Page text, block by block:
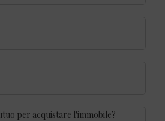
per acquistare l'immobile?